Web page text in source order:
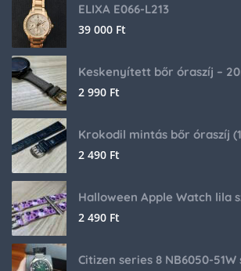
ELIXA E066-L213
39 000 Ft
2 990 Ft
2 490 Ft
2 490 Ft